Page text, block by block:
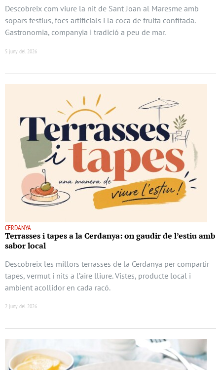
Descobreix com viure la nit de Sant Joan al Maresme amb
sopars festius, focs artificials i la coca de fruita confitada.
Gastronomia, companyia i tradició a peu de mar.
5 juny del 2026
CERDANYA
Terrasses i tapes a la Cerdanya: on gaudir de l’estiu amb
sabor local
Descobreix les millors terrasses de la Cerdanya per compartir
tapes, vermut i nits a l’aire lliure. Vistes, producte local i
ambient acollidor en cada racó.
2 juny del 2026